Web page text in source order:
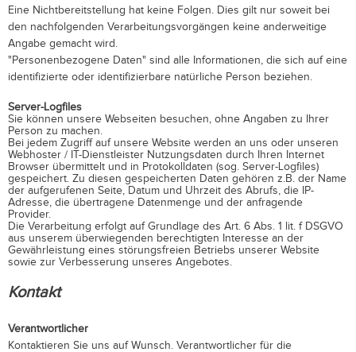
Eine Nichtbereitstellung hat keine Folgen. Dies gilt nur soweit bei
den nachfolgenden Verarbeitungsvorgängen keine anderweitige
Angabe gemacht wird.
"Personenbezogene Daten" sind alle Informationen, die sich auf eine
identifizierte oder identifizierbare natürliche Person beziehen.
Server-Logfiles
Sie können unsere Webseiten besuchen, ohne Angaben zu Ihrer
Person zu machen.
Bei jedem Zugriff auf unsere Website werden an uns oder unseren
Webhoster / IT-Dienstleister Nutzungsdaten durch Ihren Internet
Browser übermittelt und in Protokolldaten (sog. Server-Logfiles)
gespeichert. Zu diesen gespeicherten Daten gehören z.B. der Name
der aufgerufenen Seite, Datum und Uhrzeit des Abrufs, die IP-
Adresse, die übertragene Datenmenge und der anfragende
Provider.
Die Verarbeitung erfolgt auf Grundlage des Art. 6 Abs. 1 lit. f DSGVO
aus unserem überwiegenden berechtigten Interesse an der
Gewährleistung eines störungsfreien Betriebs unserer Website
sowie zur Verbesserung unseres Angebotes.
Kontakt
Verantwortlicher
Kontaktieren Sie uns auf Wunsch. Verantwortlicher für die